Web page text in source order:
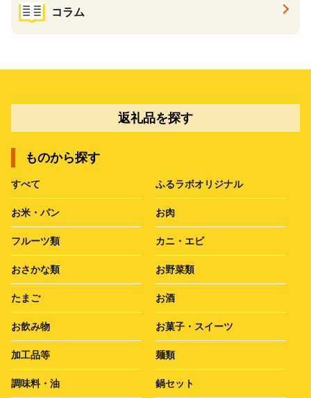
コラム
返礼品を探す
ものから探す
すべて ふるラボオリジナル
お米・パン お肉
フルーツ類 カニ・エビ
おさかな類 お野菜類
たまご お酒
お飲み物 お菓子・スイーツ
加工品等 麺類
調味料・油 鍋セット